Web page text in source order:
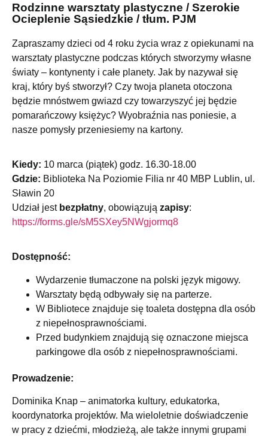
Rodzinne warsztaty plastyczne / Szerokie
Ocieplenie Sąsiedzkie / tłum. PJM
Zapraszamy dzieci od 4 roku życia wraz z opiekunami na
warsztaty plastyczne podczas których stworzymy własne
światy – kontynenty i całe planety. Jak by nazywał się
kraj, który byś stworzył? Czy twoja planeta otoczona
będzie mnóstwem gwiazd czy towarzyszyć jej będzie
pomarańczowy księżyc? Wyobraźnia nas poniesie, a
nasze pomysły przeniesiemy na kartony.
Kiedy: 10 marca (piątek) godz. 16.30-18.00
Gdzie: Biblioteka Na Poziomie Filia nr 40 MBP Lublin, ul.
Sławin 20
Udział jest bezpłatny, obowiązują zapisy:
https://forms.gle/sM5SXey5NWgjormq8
Dostępność:
Wydarzenie tłumaczone na polski język migowy.
Warsztaty będą odbywały się na parterze.
W Bibliotece znajduje się toaleta dostępna dla osób
z niepełnosprawnościami.
Przed budynkiem znajdują się oznaczone miejsca
parkingowe dla osób z niepełnosprawnościami.
Prowadzenie:
Dominika Knap – animatorka kultury, edukatorka,
koordynatorka projektów. Ma wieloletnie doświadczenie
w pracy z dziećmi, młodzieżą, ale także innymi grupami